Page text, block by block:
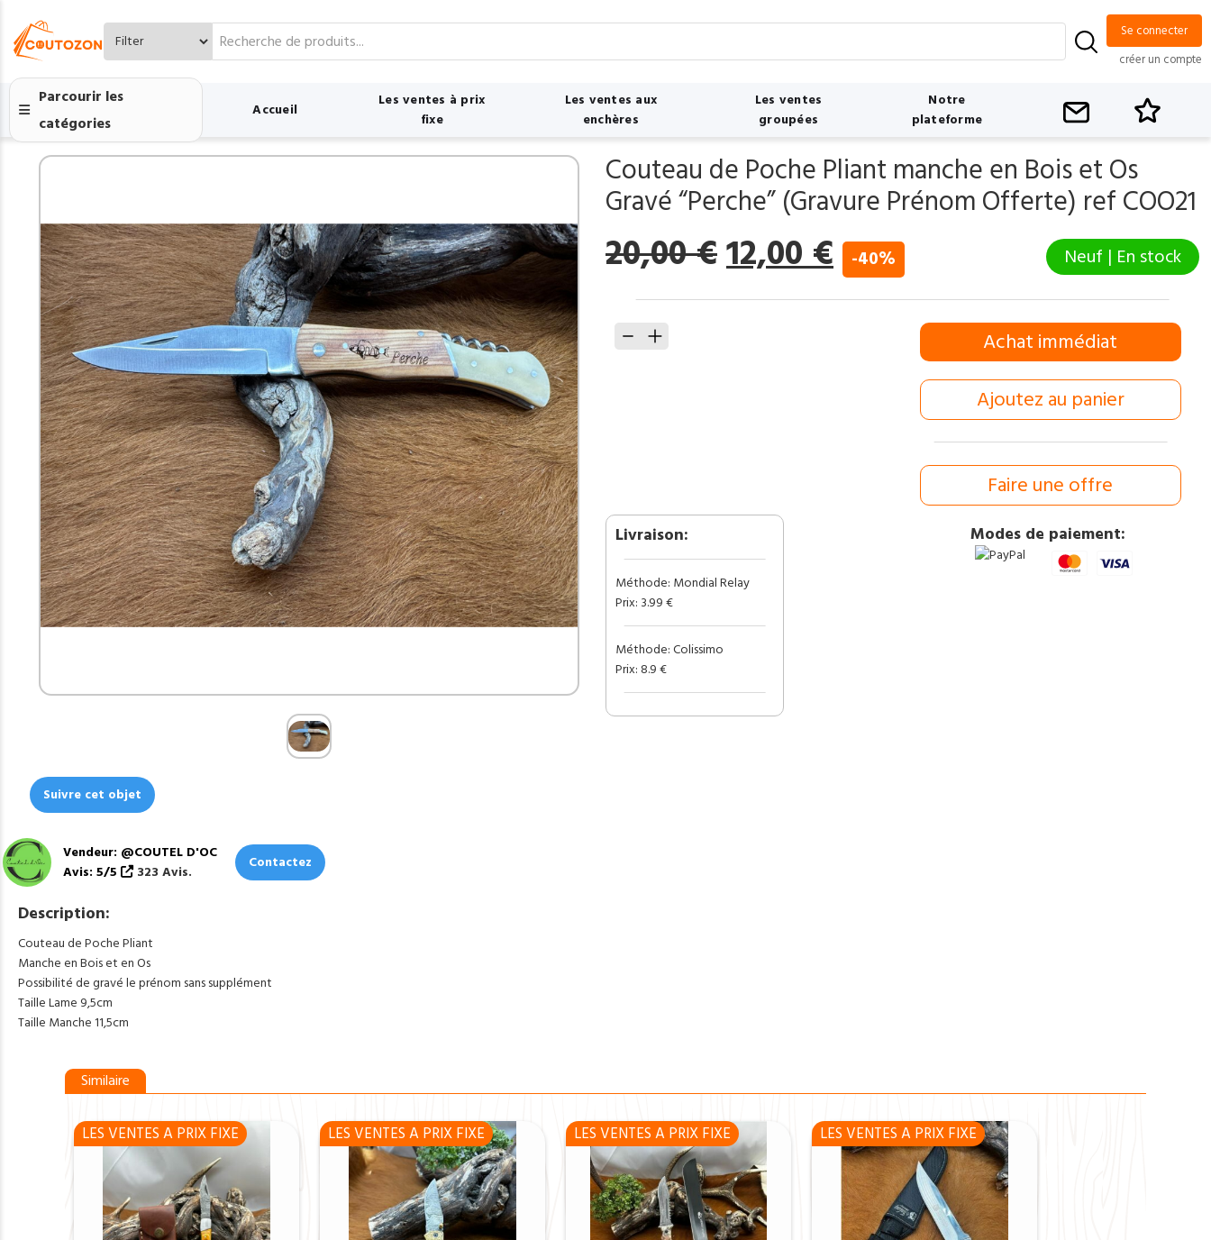
Search
Se connecter
créer un compte
Parcourir les
catégories
Accueil
Les ventes à prix
fixe
Les ventes aux
enchères
Les ventes
groupées
Notre
plateforme
Suivre cet objet
Couteau de Poche Pliant manche en Bois et Os
Gravé “Perche” (Gravure Prénom Offerte) ref COO21
20,00€Le
prix
12,00€Le
prix
actuel
12,00 €.
-40% Neuf | En stock
quantité
et
Os
Gravé
“Perche”
(Gravure
Prénom
Offerte)
ref
Achat immédiat
Ajoutez au panier
Faire une offre
Livraison:
Méthode: Mondial Relay
Prix: 3.99 €
Méthode: Colissimo
Prix: 8.9 €
Modes de paiement:
Vendeur: @COUTEL D'OC
Avis: 5/5
323 Avis.
Contactez
Description:
Couteau de Poche Pliant
Manche en Bois et en Os
Possibilité de gravé le prénom sans supplément
Taille Lame 9,5cm
Taille Manche 11,5cm
Similaire
LES VENTES A PRIX FIXE LES VENTES A PRIX FIXE LES VENTES A PRIX FIXE LES VENTES A PRIX FIXE